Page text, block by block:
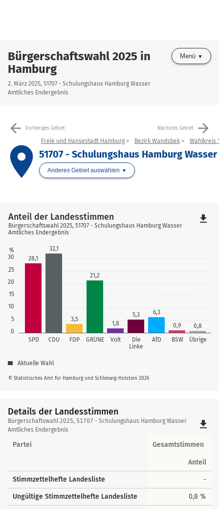
Bürgerschaftswahl 2025 in
Hamburg
2. März 2025, 51707 - Schulungshaus Hamburg Wasser
Amtliches Endergebnis
Menü
arrow_back Vorheriges Gebiet Nächstes Gebiet arrow_forward
place
Freie und Hansestadt Hamburg Bezirk Wandsbek Wahlkreis
51707 - Schulungshaus Hamburg Wasser
Anderes Gebiet auswählen
0
5
10
15
20
25
30
%
SPD CDU FDP GRÜNE Volt
Die
Linke
AfD BSW Übrige
28,1
32,1
3,5
21,2
1,8
5,3
6,3
0,9
0,8
© Statistisches Amt für Hamburg und Schleswig-Holstein 2026
Anteil der Landesstimmen
Bürgerschaftswahl 2025, 51707 - Schulungshaus Hamburg Wasser
Amtliches Endergebnis
Aktuelle Wahl
file_download
Details der Landesstimmen
Details
der
Landesstimmen
Bürgerschaftswahl 2025, 51707 - Schulungshaus Hamburg Wasser
Amtliches Endergebnis
file_download
Partei Gesamtstimmen
Anteil
Stimmzettelhefte Landesliste -
Ungültige Stimmzettelhefte Landesliste 0,8 %